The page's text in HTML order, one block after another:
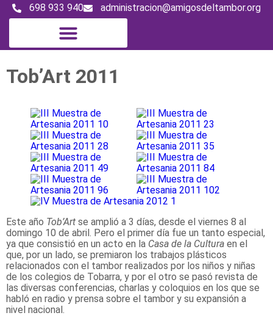
698 933 940 administracion@amigosdeltambor.org
Tob’Art 2011
Este año Tob’Art se amplió a 3 días, desde el viernes 8 al
domingo 10 de abril. Pero el primer día fue un tanto especial,
ya que consistió en un acto en la Casa de la Cultura en el
que, por un lado, se premiaron los trabajos plásticos
relacionados con el tambor realizados por los niños y niñas
de los colegios de Tobarra, y por el otro se pasó revista de
las diversas conferencias, charlas y coloquios en los que se
habló en radio y prensa sobre el tambor y su expansión a
nivel nacional.